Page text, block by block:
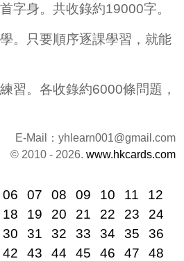
字身。共收錄約19000字。
。只要順序逐課學習，就能
習。各收錄約6000條問題，
E-Mail： yhlearn001@gmail.com
© 2010 - 2026. www.hkcards.com
06 07 08 09 10 11
12
18 19 20 21 22 23
24
30 31 32 33 34 35
36
42 43 44 45 46 47
48